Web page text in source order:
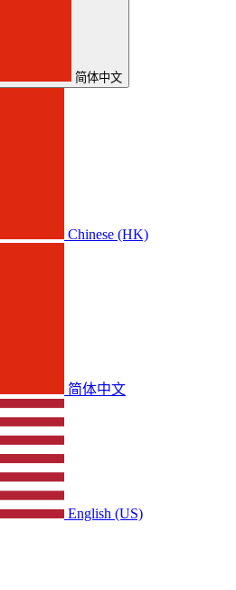
简体中文
Chinese (HK)
简体中文
English (US)